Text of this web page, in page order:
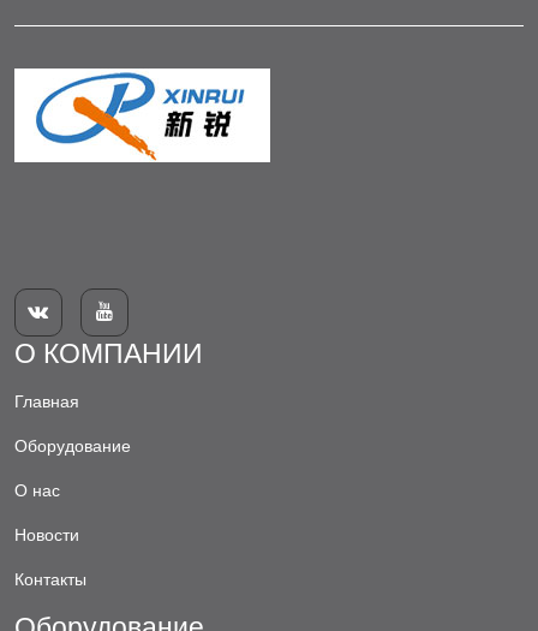
 
О КОМПАНИИ
Главная
Оборудование
О нас
Новости
Контакты